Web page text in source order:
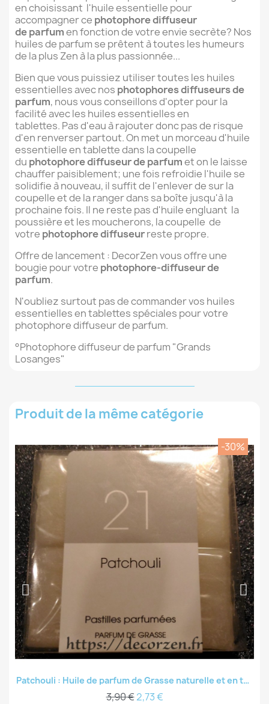
en choisissant l'huile essentielle pour
accompagner ce photophore diffuseur
deparfumen fonction de votre envie secrète? Nos
huiles de parfum se prêtent à toutes les humeurs
de la plus Zen à la plus passionnée...
Bien que vous puissiez utiliser toutes les huiles
essentielles avec nos photophores diffuseurs de
parfum, nous vous conseillons d'opter pour la
facilité avec les huiles essentielles en
tablettes. Pas d'eau à rajouter donc pas de risque
d'en renverser partout. On met un morceau d'huile
essentielle en tablette dans la coupelle
du photophore diffuseur de parfumet on le laisse
chauffer paisiblement; une fois refroidie l'huile se
solidifie à nouveau, il suffit de l'enlever de sur la
coupelle et de la ranger dans sa boîte jusqu'à la
prochaine fois. Il ne reste pas d'huile engluant la
poussière et les moucherons, la coupelle de
votre photophore diffuseurreste propre.
Offre de lancement : DecorZen vous offre une
bougie pour votre photophore-diffuseur de
parfum.
N'oubliez surtout pas de commander vos huiles
essentielles en tablettes spéciales pour votre
photophore diffuseur de parfum.
°Photophore diffuseur de parfum "Grands
Losanges"
Produit de la même catégorie
Aperçu rapide
-30%
Patchouli : Huile de parfum de Grasse naturelle et en tablette
3,90 € 2,73 €